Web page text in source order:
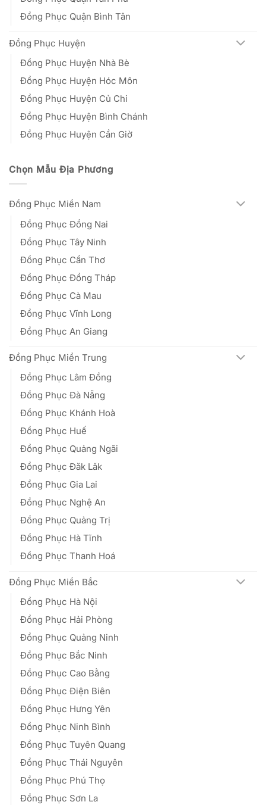
Đồng Phục Quận Bình Tân
Đồng Phục Huyện
Đồng Phục Huyện Nhà Bè
Đồng Phục Huyện Hóc Môn
Đồng Phục Huyện Củ Chi
Đồng Phục Huyện Bình Chánh
Đồng Phục Huyện Cần Giờ
Chọn Mẫu Địa Phương
Đồng Phục Miền Nam
Đồng Phục Đồng Nai
Đồng Phục Tây Ninh
Đồng Phục Cần Thơ
Đồng Phục Đồng Tháp
Đồng Phục Cà Mau
Đồng Phục Vĩnh Long
Đồng Phục An Giang
Đồng Phục Miền Trung
Đồng Phục Lâm Đồng
Đồng Phục Đà Nẵng
Đồng Phục Khánh Hoà
Đồng Phục Huế
Đồng Phục Quảng Ngãi
Đồng Phục Đăk Lăk
Đồng Phục Gia Lai
Đồng Phục Nghệ An
Đồng Phục Quảng Trị
Đồng Phục Hà Tĩnh
Đồng Phục Thanh Hoá
Đồng Phục Miền Bắc
Đồng Phục Hà Nội
Đồng Phục Hải Phòng
Đồng Phục Quảng Ninh
Đồng Phục Bắc Ninh
Đồng Phục Cao Bằng
Đồng Phục Điện Biên
Đồng Phục Hưng Yên
Đồng Phục Ninh Bình
Đồng Phục Tuyên Quang
Đồng Phục Thái Nguyên
Đồng Phục Phú Thọ
Đồng Phục Sơn La